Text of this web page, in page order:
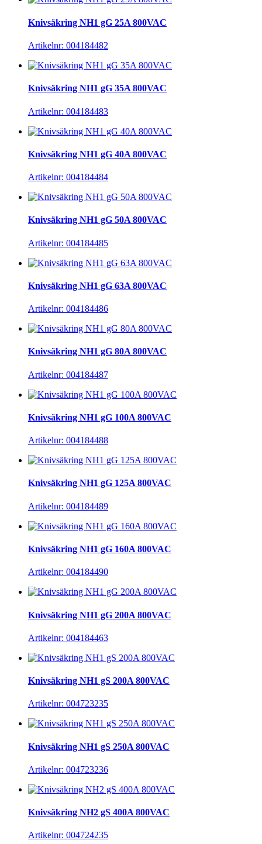
Knivsäkring NH1 gG 25A 800VAC
Artikelnr: 004184482
Knivsäkring NH1 gG 35A 800VAC
Artikelnr: 004184483
Knivsäkring NH1 gG 40A 800VAC
Artikelnr: 004184484
Knivsäkring NH1 gG 50A 800VAC
Artikelnr: 004184485
Knivsäkring NH1 gG 63A 800VAC
Artikelnr: 004184486
Knivsäkring NH1 gG 80A 800VAC
Artikelnr: 004184487
Knivsäkring NH1 gG 100A 800VAC
Artikelnr: 004184488
Knivsäkring NH1 gG 125A 800VAC
Artikelnr: 004184489
Knivsäkring NH1 gG 160A 800VAC
Artikelnr: 004184490
Knivsäkring NH1 gG 200A 800VAC
Artikelnr: 004184463
Knivsäkring NH1 gS 200A 800VAC
Artikelnr: 004723235
Knivsäkring NH1 gS 250A 800VAC
Artikelnr: 004723236
Knivsäkring NH2 gS 400A 800VAC
Artikelnr: 004724235